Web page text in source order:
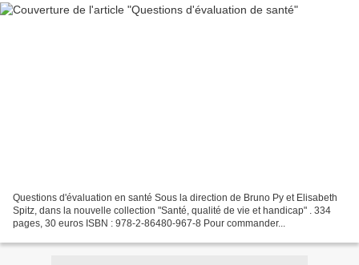
Questions d'évaluation en santé Sous la direction de Bruno Py et Elisabeth
Spitz, dans la nouvelle collection "Santé, qualité de vie et handicap" . 334
pages, 30 euros ISBN : 978-2-86480-967-8 Pour commander...